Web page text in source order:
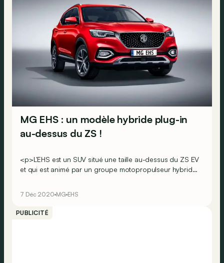
MG EHS : un modèle hybride plug-in
au-dessus du ZS !
<p>L'EHS est un SUV situé une taille au-dessus du ZS EV
et qui est animé par un groupe motopropulseur hybride
7 Déc 2020 MG EHS
PUBLICITÉ